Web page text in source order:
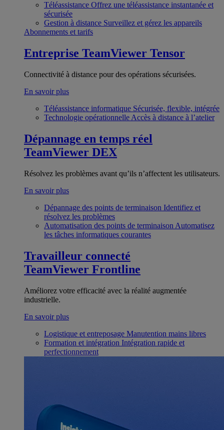
Téléassistance Offrez une téléassistance instantanée et
sécurisée
Gestion à distance Surveillez et gérez les appareils
Abonnements et tarifs
Entreprise TeamViewer Tensor
Connectivité à distance pour des opérations sécurisées.
En savoir plus
Téléassistance informatique Sécurisée, flexible, intégrée
Technologie opérationnelle Accès à distance à l’atelier
Dépannage en temps réel
TeamViewer DEX
Résolvez les problèmes avant qu’ils n’affectent les utilisateurs.
En savoir plus
Dépannage des points de terminaison Identifiez et
résolvez les problèmes
Automatisation des points de terminaison Automatisez
les tâches informatiques courantes
Travailleur connecté
TeamViewer Frontline
Améliorez votre efficacité avec la réalité augmentée
industrielle.
En savoir plus
Logistique et entreposage Manutention mains libres
Formation et intégration Intégration rapide et
perfectionnement